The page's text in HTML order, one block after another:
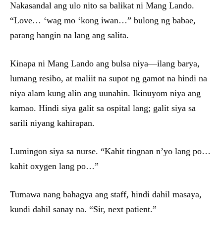
Nakasandal ang ulo nito sa balikat ni Mang Lando.
“Love… ‘wag mo ‘kong iwan…” bulong ng babae,
parang hangin na lang ang salita.
Kinapa ni Mang Lando ang bulsa niya—ilang barya,
lumang resibo, at maliit na supot ng gamot na hindi na
niya alam kung alin ang uunahin. Ikinuyom niya ang
kamao. Hindi siya galit sa ospital lang; galit siya sa
sarili niyang kahirapan.
Lumingon siya sa nurse. “Kahit tingnan n’yo lang po…
kahit oxygen lang po…”
Tumawa nang bahagya ang staff, hindi dahil masaya,
kundi dahil sanay na. “Sir, next patient.”